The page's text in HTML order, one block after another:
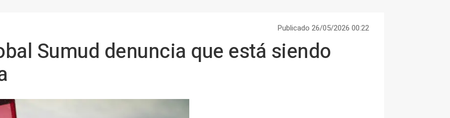
Publicado 26/05/2026 00:22
Sumud denuncia que está siendo